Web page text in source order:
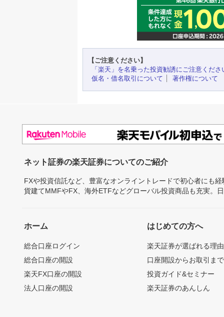
【ご注意ください】
「楽天」を名乗った投資勧誘にご注意くださ
仮名・借名取引について
著作権について
ネット証券の楽天証券についてのご紹介
FXや投資信託など、豊富なオンライントレードで初心者にも
貨建てMMFやFX、海外ETFなどグローバル投資商品も充実。
ホーム
総合口座ログイン
総合口座の開設
楽天FX口座の開設
法人口座の開設
はじめての方へ
楽天証券が選ばれる理由
口座開設からお取引ま
投資ガイド&セミナー
楽天証券のあんしん